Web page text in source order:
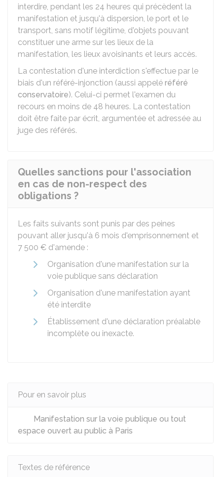
interdire, pendant les 24 heures qui précèdent la
manifestation et jusqu'à dispersion, le port et le
transport, sans motif légitime, d'objets pouvant
constituer une arme sur les lieux de la
manifestation, les lieux avoisinants et leurs accès.
La contestation d'une interdiction s'effectue par le
biais d'un référé-injonction (aussi appelé référé
conservatoire). Celui-ci permet l'examen du
recours en moins de 48 heures. La contestation
doit être faite par écrit, argumentée et adressée au
juge des référés.
Quelles sanctions pour l'association
en cas de non-respect des
obligations ?
Les faits suivants sont punis par des peines
pouvant aller jusqu'à 6 mois d'emprisonnement et
7 500 € d'amende :
Organisation d'une manifestation sur la
voie publique sans déclaration
Organisation d'une manifestation ayant
été interdite
Établissement d'une déclaration préalable
incomplète ou inexacte.
Pour en savoir plus
Manifestation sur la voie publique ou tout
espace ouvert au public à Paris
Textes de référence